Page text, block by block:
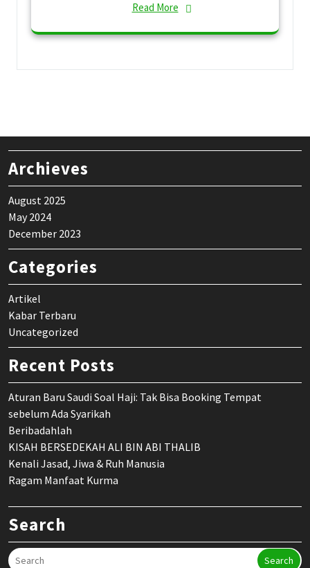
Read More
Archieves
August 2025
May 2024
December 2023
Categories
Artikel
Kabar Terbaru
Uncategorized
Recent Posts
Aturan Baru Saudi Soal Haji: Tak Bisa Booking Tempat
sebelum Ada Syarikah
Beribadahlah
KISAH BERSEDEKAH ALI BIN ABI THALIB
Kenali Jasad, Jiwa & Ruh Manusia
Ragam Manfaat Kurma
Search
Search